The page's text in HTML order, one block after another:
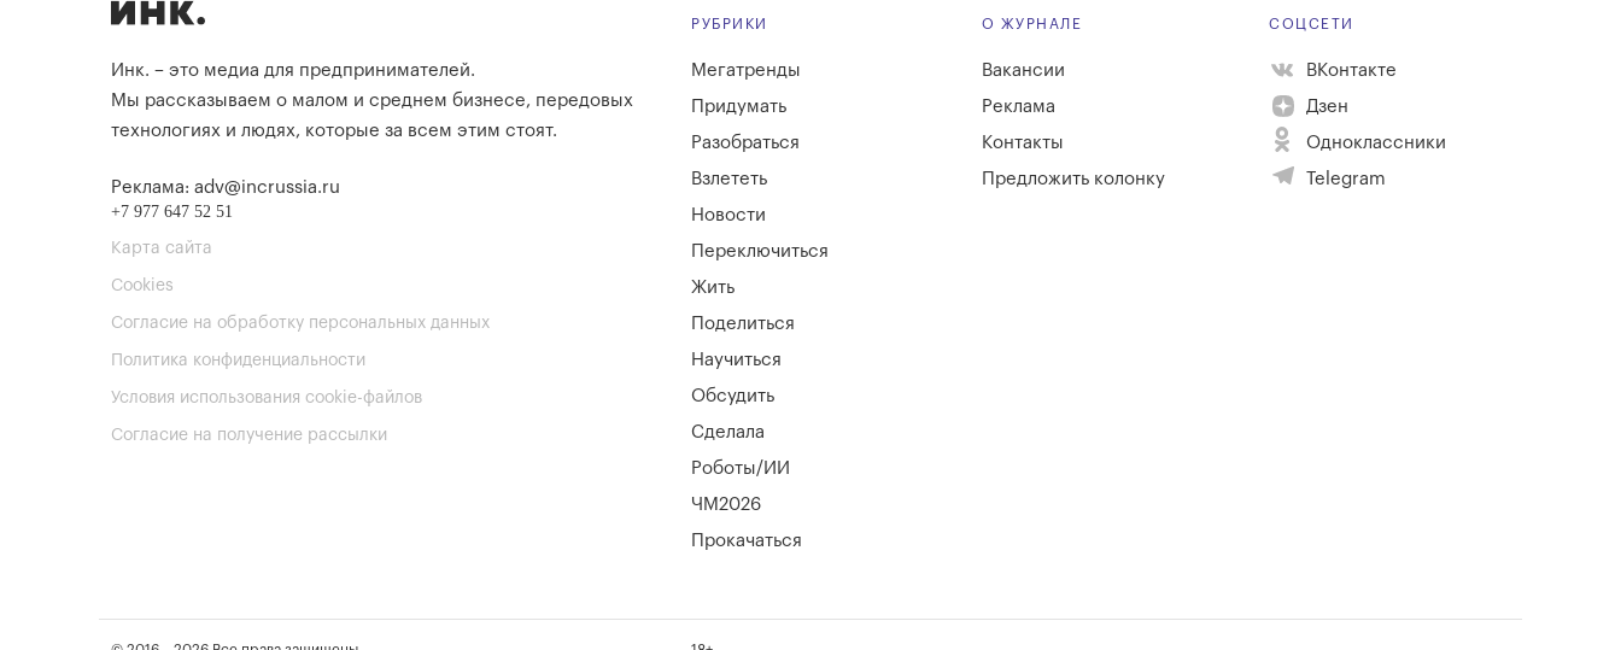
Инк. – это медиа для предпринимателей.
Мы рассказываем о малом и среднем бизнесе, передовых
технологиях и людях, которые за всем этим стоят.
Реклама: adv@incrussia.ru
+7 977 647 52 51
Карта сайта
Cookies
Согласие на обработку персональных данных
Политика конфиденциальности
Условия использования cookie-файлов
Согласие на получение рассылки
РУБРИКИ
Мегатренды
Придумать
Разобраться
Взлететь
Новости
Переключиться
Жить
Поделиться
Научиться
Обсудить
Сделала
Роботы/ИИ
ЧМ2026
Прокачаться
О ЖУРНАЛЕ
Вакансии
Реклама
Контакты
Предложить колонку
СОЦСЕТИ
ВКонтакте
Дзен
Одноклассники
Telegram